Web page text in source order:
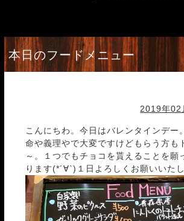
本日のフードメニュー
2019年02
こんにちわ。今日はバレンタインデー
命や義理やで大変ですけどもらう方も
～。１つでもチョコを貰えることを願
ります(*´∀`)１日よろしくお願いいた